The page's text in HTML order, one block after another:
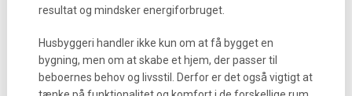
resultat og mindsker energiforbruget.
Husbyggeri handler ikke kun om at få bygget en
bygning, men om at skabe et hjem, der passer til
beboernes behov og livsstil. Derfor er det også vigtigt at